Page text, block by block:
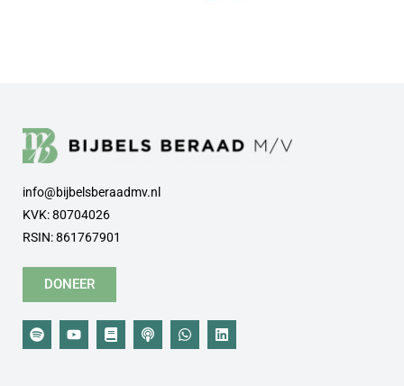
info@bijbelsberaadmv.nl
KVK: 80704026
RSIN: 861767901
DONEER